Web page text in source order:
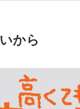
から